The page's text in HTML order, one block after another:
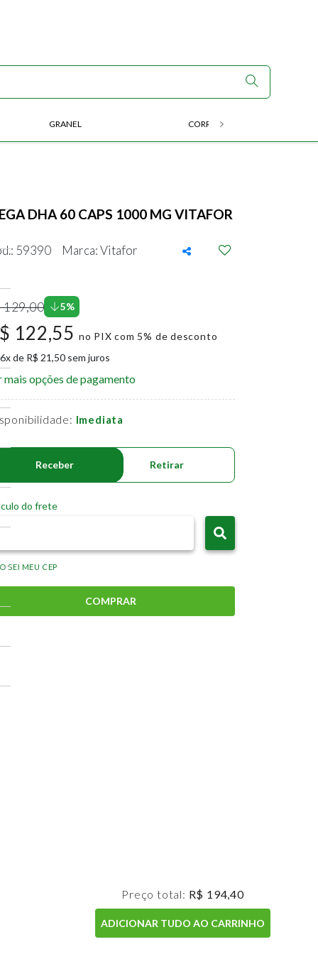
GRANEL CORRIDA E ENDURANCE
DHA 60 CAPS 1000 MG VITAFOR
59390 Marca: Vitafor
129,00 5%
122,55 no PIX com 5% de desconto
de R$ 21,50 sem juros
mais opções de pagamento
Imediata
Receber Retirar
do frete
SEI MEU CEP
COMPRAR
Preço total: R$ 194,40
ADICIONAR TUDO AO CARRINHO